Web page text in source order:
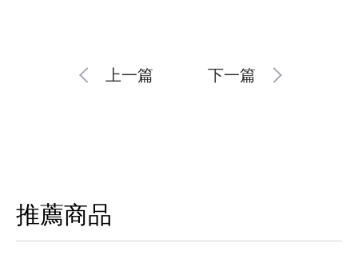
上一篇 下一篇
推薦商品